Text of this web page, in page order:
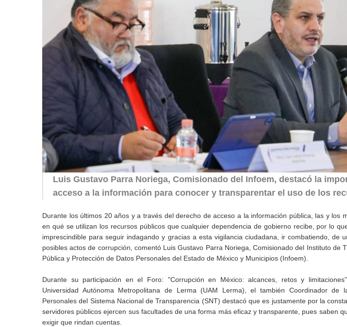
Luis Gustavo Parra Noriega, Comisionado del Infoem, destacó la
acceso a la información para conocer y transparentar el uso de los
Durante los últimos 20 años y a través del derecho de acceso a la información pública, las y los
en qué se utilizan los recursos públicos que cualquier dependencia de gobierno recibe, por lo
imprescindible para seguir indagando y gracias a esta vigilancia ciudadana, ir combatiendo, de
posibles actos de corrupción, comentó Luis Gustavo Parra Noriega, Comisionado del Instituto de
Pública y Protección de Datos Personales del Estado de México y Municipios (Infoem).
Durante su participación en el Foro: "Corrupción en México: alcances, retos y
Universidad Autónoma Metropolitana de Lerma (UAM Lerma), el también Coordinador de
Personales del Sistema Nacional de Transparencia (SNT) destacó que es justamente por la
servidores públicos ejercen sus facultades de una forma más eficaz y transparente, pues saben
exigir que rindan cuentas.